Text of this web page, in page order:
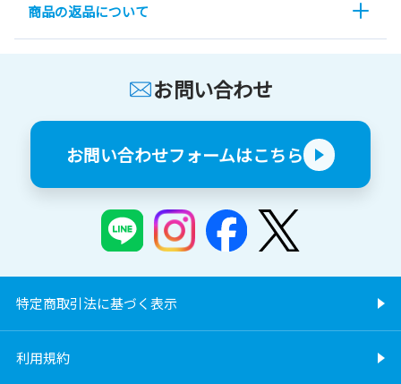
商品の返品について
お問い合わせ
お問い合わせフォームはこちら
特定商取引法に基づく表示
利用規約